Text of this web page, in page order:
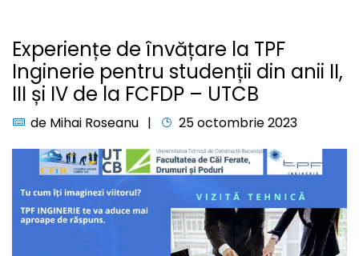
Experiențe de învățare la TPF
Inginerie pentru studenții din anii II,
III și IV de la FCFDP – UTCB
de Mihai Roseanu 25 octombrie 2023